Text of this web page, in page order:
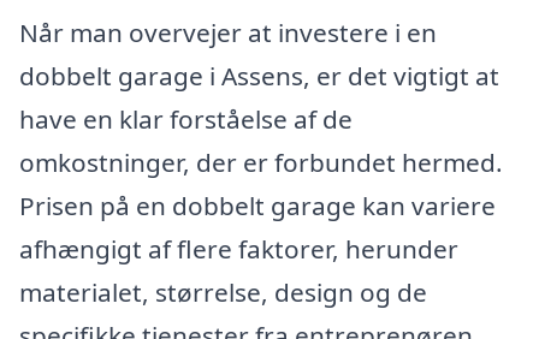
Når man overvejer at investere i en
dobbelt garage i Assens, er det vigtigt at
have en klar forståelse af de
omkostninger, der er forbundet hermed.
Prisen på en dobbelt garage kan variere
afhængigt af flere faktorer, herunder
materialet, størrelse, design og de